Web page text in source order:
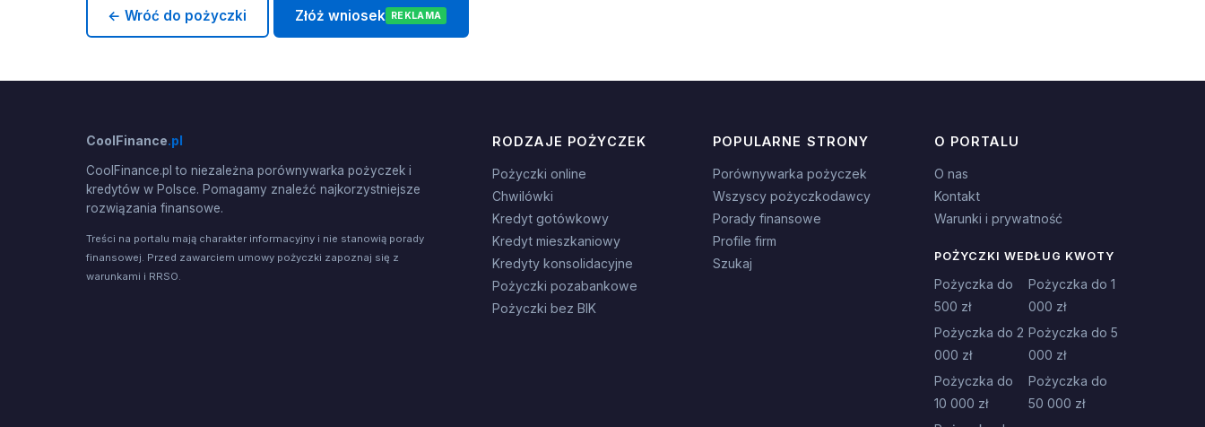
← Wróć do pożyczki Złóż wniosek REKLAMA
CoolFinance.pl
CoolFinance.pl to niezależna porównywarka pożyczek i
kredytów w Polsce. Pomagamy znaleźć najkorzystniejsze
rozwiązania finansowe.
Treści na portalu mają charakter informacyjny i nie stanowią porady
finansowej. Przed zawarciem umowy pożyczki zapoznaj się z
warunkami i RRSO.
RODZAJE POŻYCZEK
Pożyczki online
Chwilówki
Kredyt gotówkowy
Kredyt mieszkaniowy
Kredyty konsolidacyjne
Pożyczki pozabankowe
Pożyczki bez BIK
POPULARNE STRONY
Porównywarka pożyczek
Wszyscy pożyczkodawcy
Porady finansowe
Profile firm
Szukaj
O PORTALU
O nas
Kontakt
Warunki i prywatność
POŻYCZKI WEDŁUG KWOTY
Pożyczka do
500 zł
Pożyczka do 1
000 zł
Pożyczka do 2
000 zł
Pożyczka do 5
000 zł
Pożyczka do
10 000 zł
Pożyczka do
50 000 zł